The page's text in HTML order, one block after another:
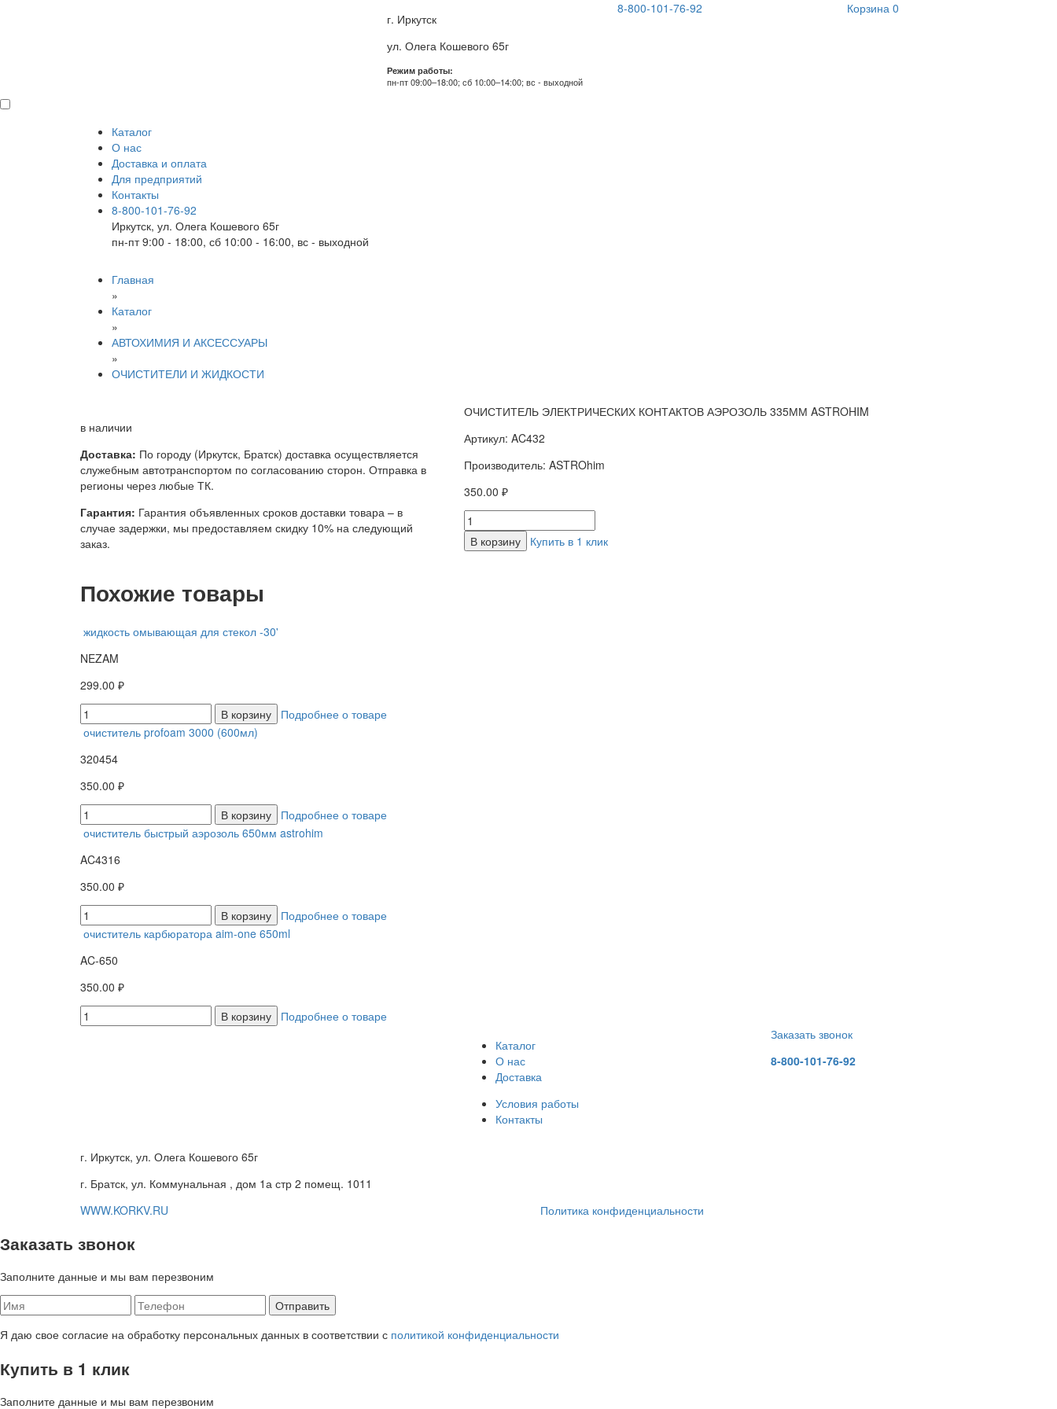
г. Иркутск
ул. Олега Кошевого 65г
Режим работы:
пн-пт 09:00–18:00; сб 10:00–14:00; вс - выходной
8-800-101-76-92 Корзина 0
Каталог
О нас
Доставка и оплата
Для предприятий
Контакты
8-800-101-76-92
Иркутск, ул. Олега Кошевого 65г
пн-пт 9:00 - 18:00, сб 10:00 - 16:00, вс - выходной
Главная
»
Каталог
»
АВТОХИМИЯ И АКСЕССУАРЫ
»
ОЧИСТИТЕЛИ И ЖИДКОСТИ
в наличии
Доставка: По городу (Иркутск, Братск) доставка осуществляется
служебным автотранспортом по согласованию сторон. Отправка в
регионы через любые ТК.
Гарантия: Гарантия объявленных сроков доставки товара – в
случае задержки, мы предоставляем скидку 10% на следующий
заказ.
ОЧИСТИТЕЛЬ ЭЛЕКТРИЧЕСКИХ КОНТАКТОВ АЭРОЗОЛЬ 335ММ ASTROHIM
Артикул: AC432
Производитель: ASTROhim
350.00 ₽
В корзину Купить в 1 клик
Похожие товары
жидкость омывающая для стекол -30'
NEZAM
299.00 ₽
В корзину
Подробнее о товаре
очиститель profoam 3000 (600мл)
320454
350.00 ₽
В корзину
Подробнее о товаре
очиститель быстрый аэрозоль 650мм astrohim
AC4316
350.00 ₽
В корзину
Подробнее о товаре
очиститель карбюратора aim-one 650ml
AC-650
350.00 ₽
В корзину
Подробнее о товаре
Каталог
О нас
Доставка
Условия работы
Контакты
Заказать звонок
8-800-101-76-92
г. Иркутск, ул. Олега Кошевого 65г
г. Братск, ул. Коммунальная , дом 1а стр 2 помещ. 1011
WWW.KORKV.RU
Политика конфиденциальности
Заказать звонок
Заполните данные и мы вам перезвоним
Я даю свое согласие на обработку персональных данных в соответствии с политикой конфиденциальности
Купить в 1 клик
Заполните данные и мы вам перезвоним